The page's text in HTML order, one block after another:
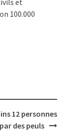
100.000
12 personnes
des peuls